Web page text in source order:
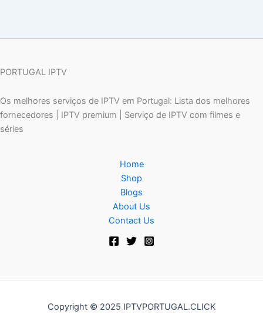
PORTUGAL IPTV
Os melhores serviços de IPTV em Portugal: Lista dos melhores
fornecedores | IPTV premium | Serviço de IPTV com filmes e
séries
Home
Shop
Blogs
About Us
Contact Us
Copyright © 2025 IPTVPORTUGAL.CLICK